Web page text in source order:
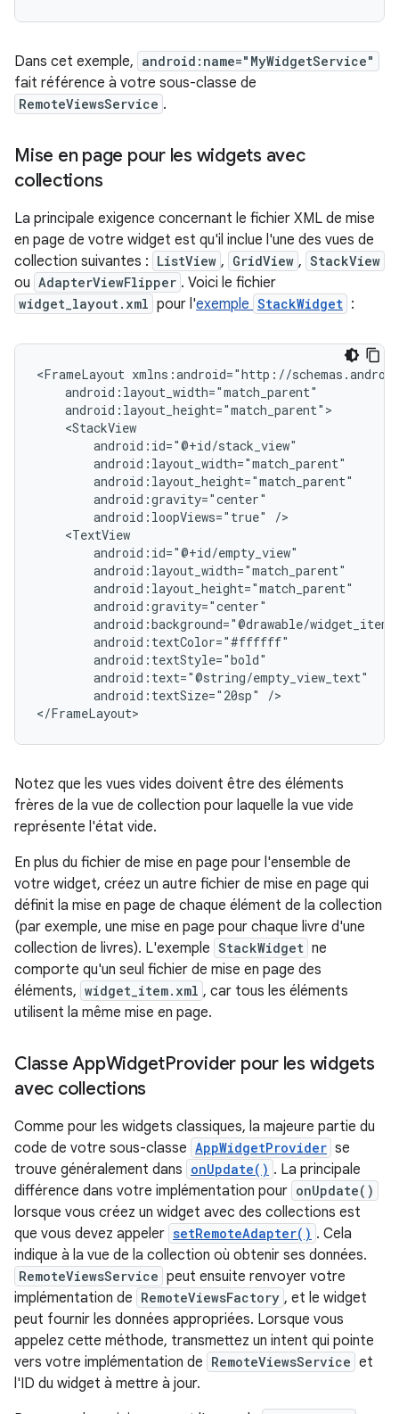
Dans cet exemple, android:name="MyWidgetService"
fait référence à votre sous-classe de
RemoteViewsService .
Mise en page pour les widgets avec
collections
La principale exigence concernant le fichier XML de mise
en page de votre widget est qu'il inclue l'une des vues de
collection suivantes : ListView , GridView , StackView
ou AdapterViewFlipper . Voici le fichier
widget_layout.xml pour l'exemple StackWidget :
<FrameLayout
android:loopViews="true"
android:textSize="20sp"
/>
Notez que les vues vides doivent être des éléments
frères de la vue de collection pour laquelle la vue vide
représente l'état vide.
En plus du fichier de mise en page pour l'ensemble de
votre widget, créez un autre fichier de mise en page qui
définit la mise en page de chaque élément de la collection
(par exemple, une mise en page pour chaque livre d'une
collection de livres). L'exemple StackWidget ne
comporte qu'un seul fichier de mise en page des
éléments, widget_item.xml , car tous les éléments
utilisent la même mise en page.
Classe AppWidgetProvider pour les widgets
avec collections
Comme pour les widgets classiques, la majeure partie du
code de votre sous-classe AppWidgetProvider se
trouve généralement dans onUpdate() . La principale
différence dans votre implémentation pour onUpdate()
lorsque vous créez un widget avec des collections est
que vous devez appeler setRemoteAdapter() . Cela
indique à la vue de la collection où obtenir ses données.
RemoteViewsService peut ensuite renvoyer votre
implémentation de RemoteViewsFactory , et le widget
peut fournir les données appropriées. Lorsque vous
appelez cette méthode, transmettez un intent qui pointe
vers votre implémentation de RemoteViewsService et
l'ID du widget à mettre à jour.